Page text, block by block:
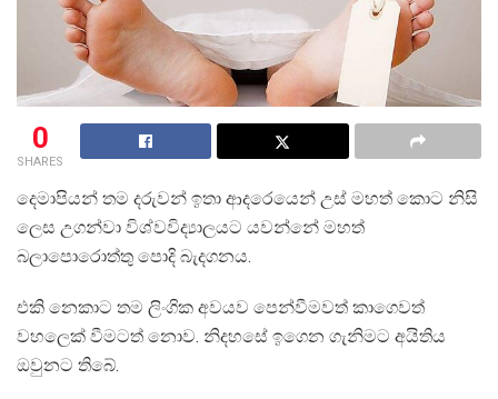
0
SHARES
දෙමාපියන් තම දරුවන් ඉතා ආදරෙයෙන් උස් මහත් කොට නිසි
ලෙස උගන්වා විශ්වවිද්‍යාලයට යවන්නේ මහත්
බලාපොරොත්තු පොදි බැදගනය.
එකි නෙකාට තම ලිංගික අවයව පෙන්වීමවත් කාගෙවත්
වහලෙක් වීමටත් නොව. නිදහසේ ඉගෙන ගැනිමට අයිතිය
ඔවුනට තිබේ.